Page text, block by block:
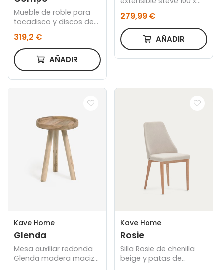
Mueble de roble para
tocadisco y discos de
319,2 €
AÑADIR
45 cm roble nordish /
blanco
279,99 €
AÑADIR
Kave Home
Glenda
Mesa auxiliar redonda
Glenda madera maciza
Kave Home
Rosie
Silla Rosie de chenilla
beige y patas de